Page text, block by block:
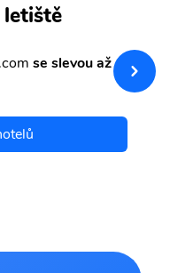
se slevou až